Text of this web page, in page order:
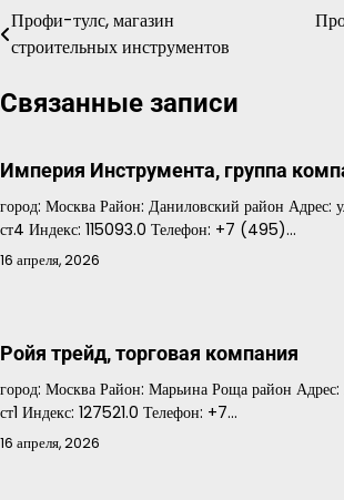
Навигация
по
записям
Профи-тулс, магазин
строительных инструментов
Связанные записи
Империя Инструмента, группа
город: Москва Район: Даниловский район Адрес:
ст4 Индекс: 115093.0 Телефон: +7 (495)…
16 апреля, 2026
Ройя трейд, торговая компания
город: Москва Район: Марьина Роща район
ст1 Индекс: 127521.0 Телефон: +7…
16 апреля, 2026